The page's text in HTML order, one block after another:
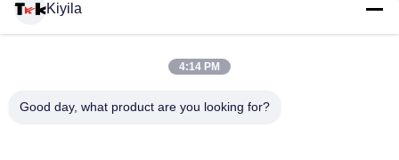
Fabricant étiquette de vêtements personnalisée pour l'usage
Étiquette de vêtement pour usage vestimentaire
Kiyila
4:14 PM
Good day, what product are you looking for?